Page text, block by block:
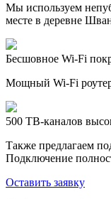
Мы используем
месте в деревне
Бесшовное Wi-Fi
Мощный Wi-Fi
500 ТВ-каналов
Также предлагаем
Подключение
Оставить заявку